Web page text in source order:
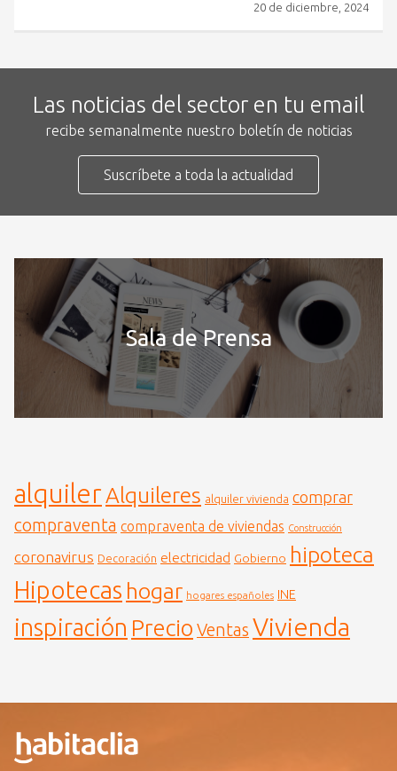
20 de diciembre, 2024
Las noticias del sector en tu email
recibe semanalmente nuestro boletín de noticias
Suscríbete a toda la actualidad
Sala de Prensa
alquilerAlquileres alquiler vivienda comprar
compraventa compraventa de viviendas Construcción
coronavirus Decoración electricidad Gobierno hipoteca
Hipotecas hogar hogares españoles INE
inspiración Precio Ventas Vivienda